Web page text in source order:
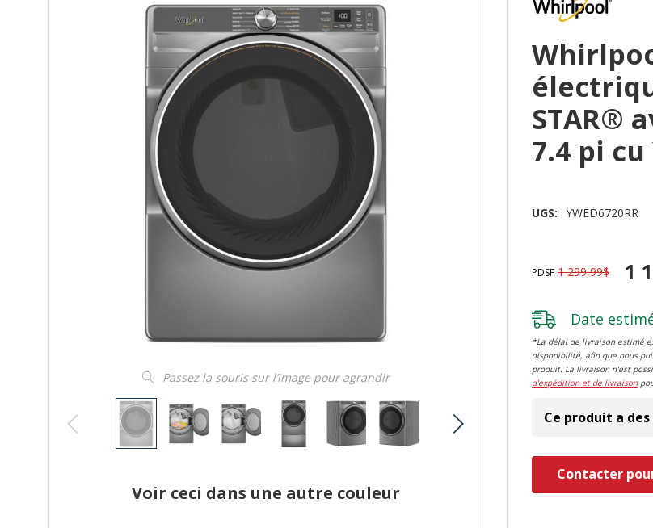
Passez la souris sur l’image pour agrandir
Voir ceci dans une autre couleur
STAR®
7.4 pi cu
UGS: YWED6720RR
PDSF 1 299,99$ 1
Date
*La délai de livraison estimé
disponibilité, afin que nous
produit. La livraison n'est
d'expédition et de livraison
Ce produit a
Contacter